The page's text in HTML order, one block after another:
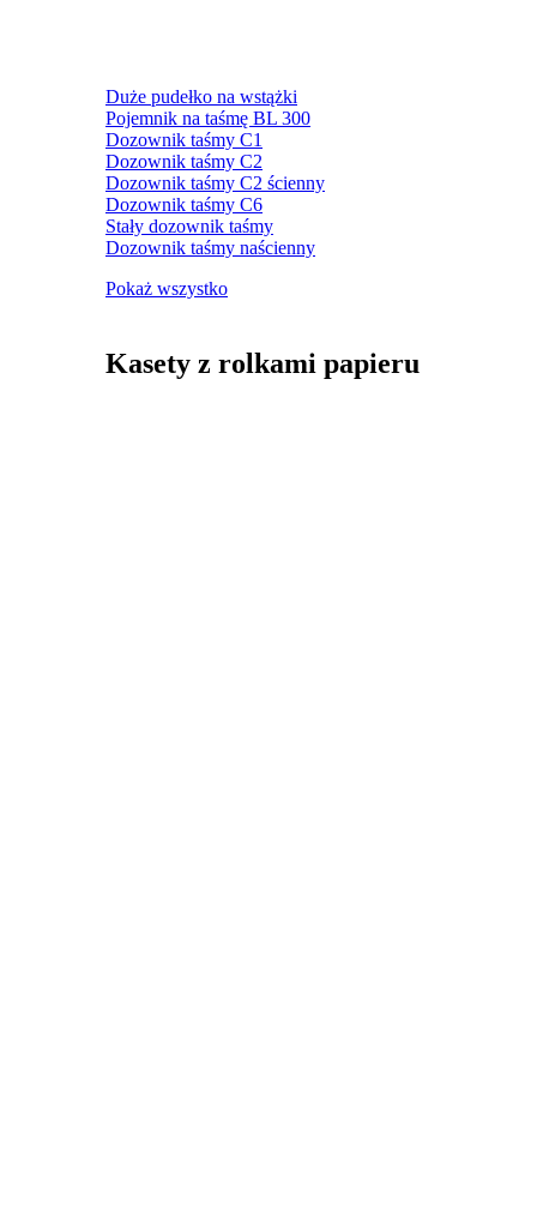
Duże pudełko na wstążki
Pojemnik na taśmę BL 300
Dozownik taśmy C1
Dozownik taśmy C2
Dozownik taśmy C2 ścienny
Dozownik taśmy C6
Stały dozownik taśmy
Dozownik taśmy naścienny
Pokaż wszystko
Kasety z rolkami papieru